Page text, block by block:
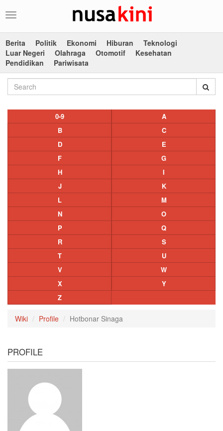
Toggle
Berita
Politik Ekonomi Hiburan
Teknologi
Luar Negeri
Olahraga Otomotif
Kesehatan
Pendidikan
Pariwisata
0-9
A
B
C
D
E
F
G
H
I
J
K
L
M
N
O
P
Q
R
S
T
U
V
W
X
Y
Z
Wiki Profile Hotbonar Sinaga
PROFILE